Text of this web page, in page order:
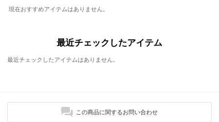
現在おすすめアイテムはありません。
最近チェックしたアイテム
最近チェックしたアイテムはありません。
この商品に関するお問い合わせ